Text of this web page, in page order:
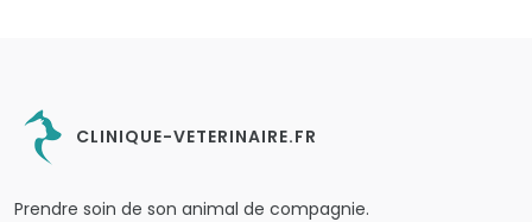
CLINIQUE-VETERINAIRE.FR
Prendre soin de son animal de compagnie.